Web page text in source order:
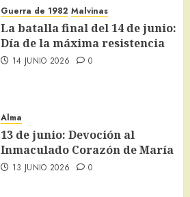
Guerra de 1982 Malvinas
La batalla final del 14 de junio:
Día de la máxima resistencia
14 JUNIO 2026 0
Alma
13 de junio: Devoción al
Inmaculado Corazón de María
13 JUNIO 2026 0